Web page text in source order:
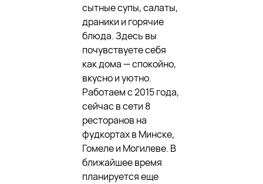
сытные супы, салаты,
драники и горячие
блюда. Здесь вы
почувствуете себя
как дома — спокойно,
вкусно и уютно.
Работаем с 2015 года,
сейчас в сети 8
ресторанов на
фудкортах в Минске,
Гомеле и Могилеве. В
ближайшее время
планируется еще